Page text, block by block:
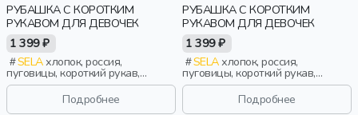
РУБАШКА С КОРОТКИМ
РУКАВОМ ДЛЯ ДЕВОЧЕК
1 399 ₽
SELAхлопок, россия,
пуговицы, короткий рукав,
прямые, короткие, застежка,
школа, свободные, защип,
воротник, девочки, дети
Подробнее
РУБАШКА С КОРОТКИМ
РУКАВОМ ДЛЯ ДЕВОЧЕК
1 399 ₽
SELAхлопок, россия,
пуговицы, короткий рукав,
прямые, короткие, застежка,
школа, свободные, защип,
воротник, девочки, дети
Подробнее